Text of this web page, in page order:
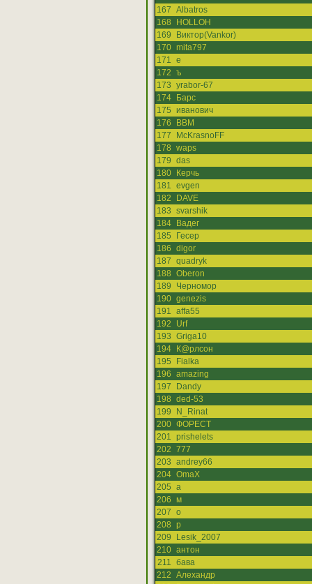
167 Albatros
168
HOLLOH
169
Виктор(Vankor)
170 mita797
171 е
172 ъ
173 yrabor-67
174
Барс
175 иванович
176
ВВМ
177
McKrasnoFF
178 waps
179 das
180
Керчь
181 evgen
182
DAVE
183 svarshik
184
Вадег
185
Гесер
186 digor
187 quadryk
188 Oberon
189
Черномор
190 genezis
191 affa55
192
Urf
193 Griga10
194
К@рлсон
195
Fialka
196 amazing
197
Dandy
198 ded-53
199
N_Rinat
200 ФОРЕСТ
201 prishelets
202 777
203 andrey66
204 OmaX
205 а
206 м
207 о
208 р
209
Lesik_2007
210 антон
211 бава
212 Алехандр